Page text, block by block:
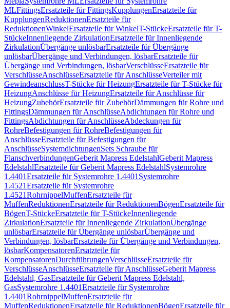
MLFittingsErsatzteile für FittingsKupplungenErsatzteile für
KupplungenReduktionenErsatzteile für
ReduktionenWinkelErsatzteile für WinkelT-StückeErsatzteile für T-
StückeInnenliegende ZirkulationErsatzteile für Innenliegende
ZirkulationÜbergänge unlösbarErsatzteile für Übergänge
unlösbarÜbergänge und Verbindungen, lösbarErsatzteile für
Übergänge und Verbindungen, lösbarVerschlüsseErsatzteile für
VerschlüsseAnschlüsseErsatzteile für AnschlüsseVerteiler mit
GewindeanschlussT-Stücke für HeizungErsatzteile für T-Stücke für
HeizungAnschlüsse für HeizungErsatzteile für Anschlüsse für
HeizungZubehörErsatzteile für ZubehörDämmungen für Rohre und
FittingsDämmungen für AnschlüsseAbdichtungen für Rohre und
FittingsAbdichtungen für AnschlüsseAbdeckungen für
RohreBefestigungen für RohreBefestigungen für
AnschlüsseErsatzteile für Befestigungen für
AnschlüsseSystemdichtungenSets Schraube für
FlanschverbindungenGeberit Mapress EdelstahlGeberit Mapress
EdelstahlErsatzteile für Geberit Mapress EdelstahlSystemrohre
1.4401Ersatzteile für Systemrohre 1.4401 Systemrohre
1.4521Ersatzteile für Systemrohre
1.4521RohrnippelMuffenErsatzteile für
MuffenReduktionenErsatzteile für ReduktionenBögenErsatzteile für
BögenT-StückeErsatzteile für T-StückeInnenliegende
ZirkulationErsatzteile für Innenliegende ZirkulationÜbergänge
unlösbarErsatzteile für Übergänge unlösbarÜbergänge und
Verbindungen, lösbarErsatzteile für Übergänge und Verbindungen,
lösbarKompensatorenErsatzteile für
KompensatorenDurchführungenVerschlüsseErsatzteile für
VerschlüsseAnschlüsseErsatzteile für AnschlüsseGeberit Mapress
Edelstahl, GasErsatzteile für Geberit Mapress Edelstahl,
GasSystemrohre 1.4401Ersatzteile für Systemrohre
1.4401RohrnippelMuffenErsatzteile für
MuffenReduktionenErsatzteile für ReduktionenBögenErsatzteile für